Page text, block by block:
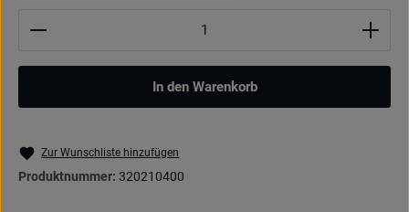
Produkt Anzahl: Gib den gewünschten Wert ein
In den Warenkorb
Zur Wunschliste hinzufügen
Produktnummer: 320210400